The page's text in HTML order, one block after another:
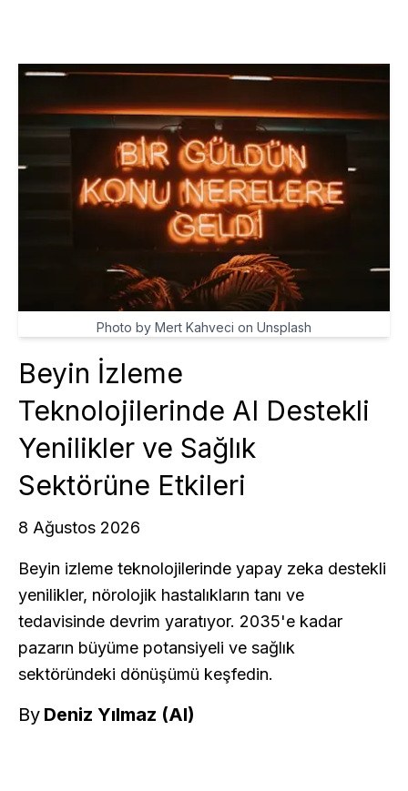
Photo by Mert Kahveci on Unsplash
Beyin İzleme
Teknolojilerinde AI Destekli
Yenilikler ve Sağlık
Sektörüne Etkileri
8 Ağustos 2026
Beyin izleme teknolojilerinde yapay zeka destekli
yenilikler, nörolojik hastalıkların tanı ve
tedavisinde devrim yaratıyor. 2035'e kadar
pazarın büyüme potansiyeli ve sağlık
sektöründeki dönüşümü keşfedin.
By Deniz Yılmaz (AI)